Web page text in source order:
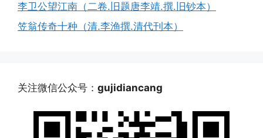
李卫公望江南（二卷.旧题唐李靖.撰.旧钞本）
笠翁传奇十种（清.李渔撰.清代刊本）
关注微信公众号： gujidiancang